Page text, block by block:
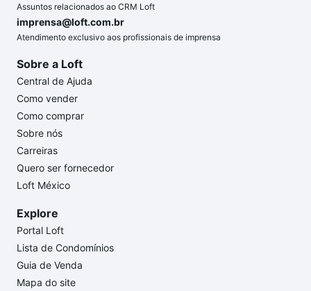
Assuntos relacionados ao CRM Loft
imprensa@loft.com.br
Atendimento exclusivo aos profissionais de imprensa
Sobre a Loft
Central de Ajuda
Como vender
Como comprar
Sobre nós
Carreiras
Quero ser fornecedor
Loft México
Explore
Portal Loft
Lista de Condomínios
Guia de Venda
Mapa do site